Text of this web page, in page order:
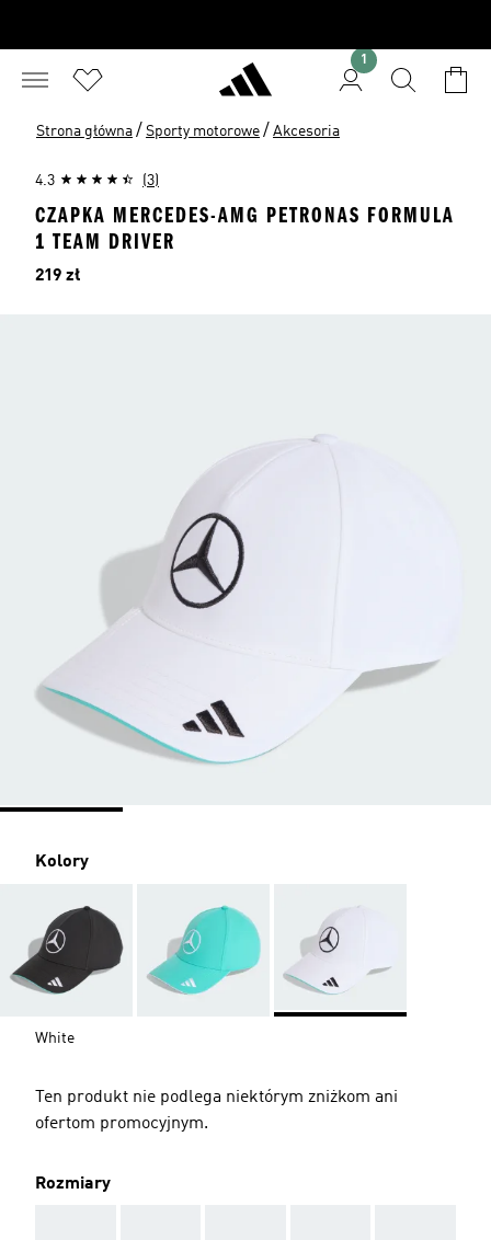
1
Strona główna / Sporty motorowe / Akcesoria
4.3 (3)
CZAPKA MERCEDES-AMG PETRONAS FORMULA
1 TEAM DRIVER
Cena
219 zł
Kolory
White
Ten produkt nie podlega niektórym zniżkom ani
ofertom promocyjnym.
Rozmiary